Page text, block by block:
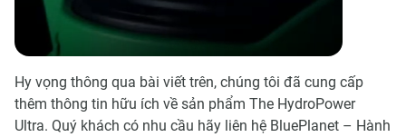
Hy vọng thông qua bài viết trên, chúng tôi đã cung cấp
thêm thông tin hữu ích về sản phẩm The HydroPower
Ultra. Quý khách có nhu cầu hãy liên hệ BluePlanet – Hành